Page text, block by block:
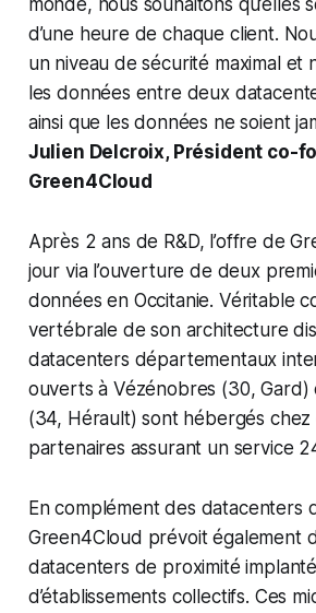
monde, nous souhaitons qu’elles
d’une heure de chaque client.
un niveau de sécurité maximal et
les données entre deux
ainsi que les données ne soient
Julien Delcroix, Président co-
Green4Cloud
Après 2 ans de R&D, l’offre de
jour via l’ouverture de deux
données en Occitanie. Véritable
vertébrale de son architecture
datacenters départementaux
ouverts à Vézénobres (30, Gard)
(34, Hérault) sont hébergés
partenaires assurant un service
En complément des datacenters
Green4Cloud prévoit également
datacenters de proximité
d’établissements collectifs. Ces